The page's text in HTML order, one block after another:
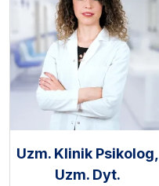
Uzm. Klinik Psikolog,
Uzm. Dyt.